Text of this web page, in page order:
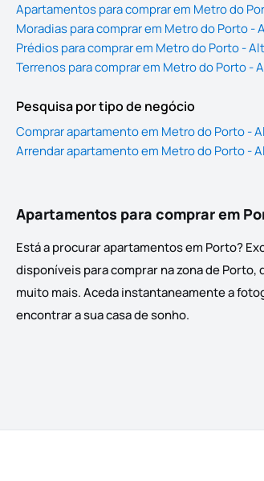
Apartamentos para comprar em Metro do
Moradias para comprar em Metro do Porto -
Prédios para comprar em Metro do Porto -
Terrenos para comprar em Metro do Porto -
Pesquisa por tipo de negócio
Comprar apartamento em Metro do Porto -
Arrendar apartamento em Metro do Porto -
Apartamentos para comprar em
Está a procurar apartamentos em Porto?
disponíveis para comprar na zona de
muito mais. Aceda instantaneamente a
encontrar a sua casa de sonho.